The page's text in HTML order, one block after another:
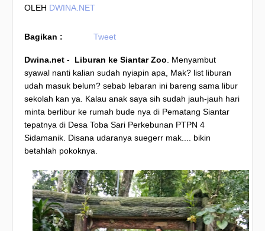
OLEH DWINA.NET
Bagikan : Tweet
Dwina.net - Liburan ke Siantar Zoo . Menyambut
syawal nanti kalian sudah nyiapin apa, Mak? list liburan
udah masuk belum? sebab lebaran ini bareng sama libur
sekolah kan ya. Kalau anak saya sih sudah jauh-jauh hari
minta berlibur ke rumah bude nya di Pematang Siantar
tepatnya di Desa Toba Sari Perkebunan PTPN 4
Sidamanik. Disana udaranya suegerr mak.... bikin
betahlah pokoknya.